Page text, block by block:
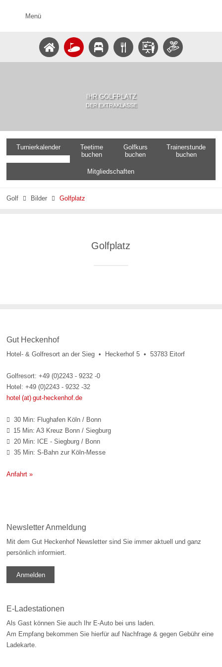
Menü
IHR GOLFPLATZ
DER EXTRAKLASSE
Turnierkalender
Teetime
buchen
Golfkurs
buchen
Trainerstunde
buchen
Mitgliedschaften
Golf  Bilder  Golfplatz
Golfplatz
Gut Heckenhof
Hotel- & Golfresort an der Sieg • Heckerhof 5 • 53783 Eitorf
Golfresort: +49 (0)2243 - 9232 -0
Hotel: +49 (0)2243 - 9232 -32
hotel (at) gut-heckenhof.de
 30 Min: Flughafen Köln / Bonn
 15 Min: A3 Kreuz Bonn / Siegburg
 20 Min: ICE - Siegburg / Bonn
 35 Min: S-Bahn zur Köln-Messe
Anfahrt »
Newsletter Anmeldung
Mit dem Gut Heckenhof Newsletter sind Sie immer aktuell und ganz
persönlich informiert.
Anmelden
E-Ladestationen
Als Gast können Sie auch Ihr E-Auto bei uns laden.
Am Empfang bekommen Sie hierfür auf Nachfrage & gegen Gebühr eine
Ladekarte.